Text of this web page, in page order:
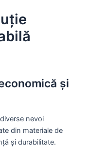
și
nevoi
din materiale de
și durabilitate.